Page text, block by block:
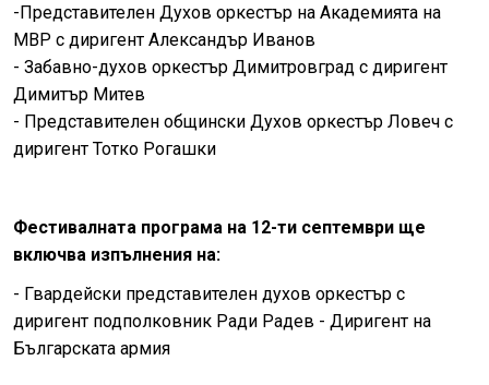
-Представителен Духов оркестър на Академията на
МВР с диригент Александър Иванов
- Забавно-духов оркестър Димитровград с диригент
Димитър Митев
- Представителен общински Духов оркестър Ловеч с
диригент Тотко Рогашки
Фестивалната програма на 12-ти септември ще
включва изпълнения на:
- Гвардейски представителен духов оркестър с
диригент подполковник Ради Радев - Диригент на
Българската армия